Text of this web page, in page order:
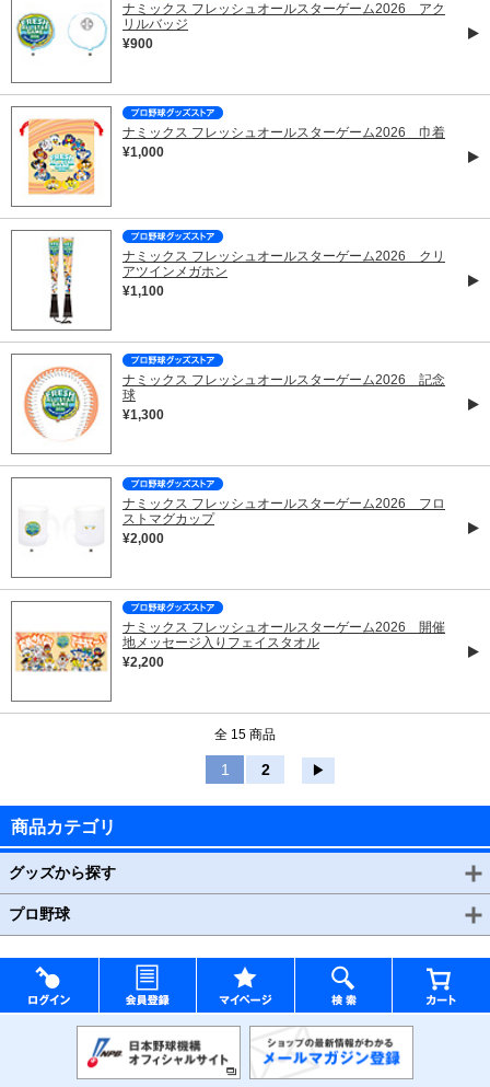
ナミックス フレッシュオールスターゲーム2026 アク
リルバッジ
¥900
ナミックス フレッシュオールスターゲーム2026 巾着
¥1,000
ナミックス フレッシュオールスターゲーム2026 クリ
アツインメガホン
¥1,100
ナミックス フレッシュオールスターゲーム2026 記念
球
¥1,300
ナミックス フレッシュオールスターゲーム2026 フロ
ストマグカップ
¥2,000
ナミックス フレッシュオールスターゲーム2026 開催
地メッセージ入りフェイスタオル
¥2,200
全 15 商品
1 2 ▶
商品カテゴリ
グッズから探す
プロ野球